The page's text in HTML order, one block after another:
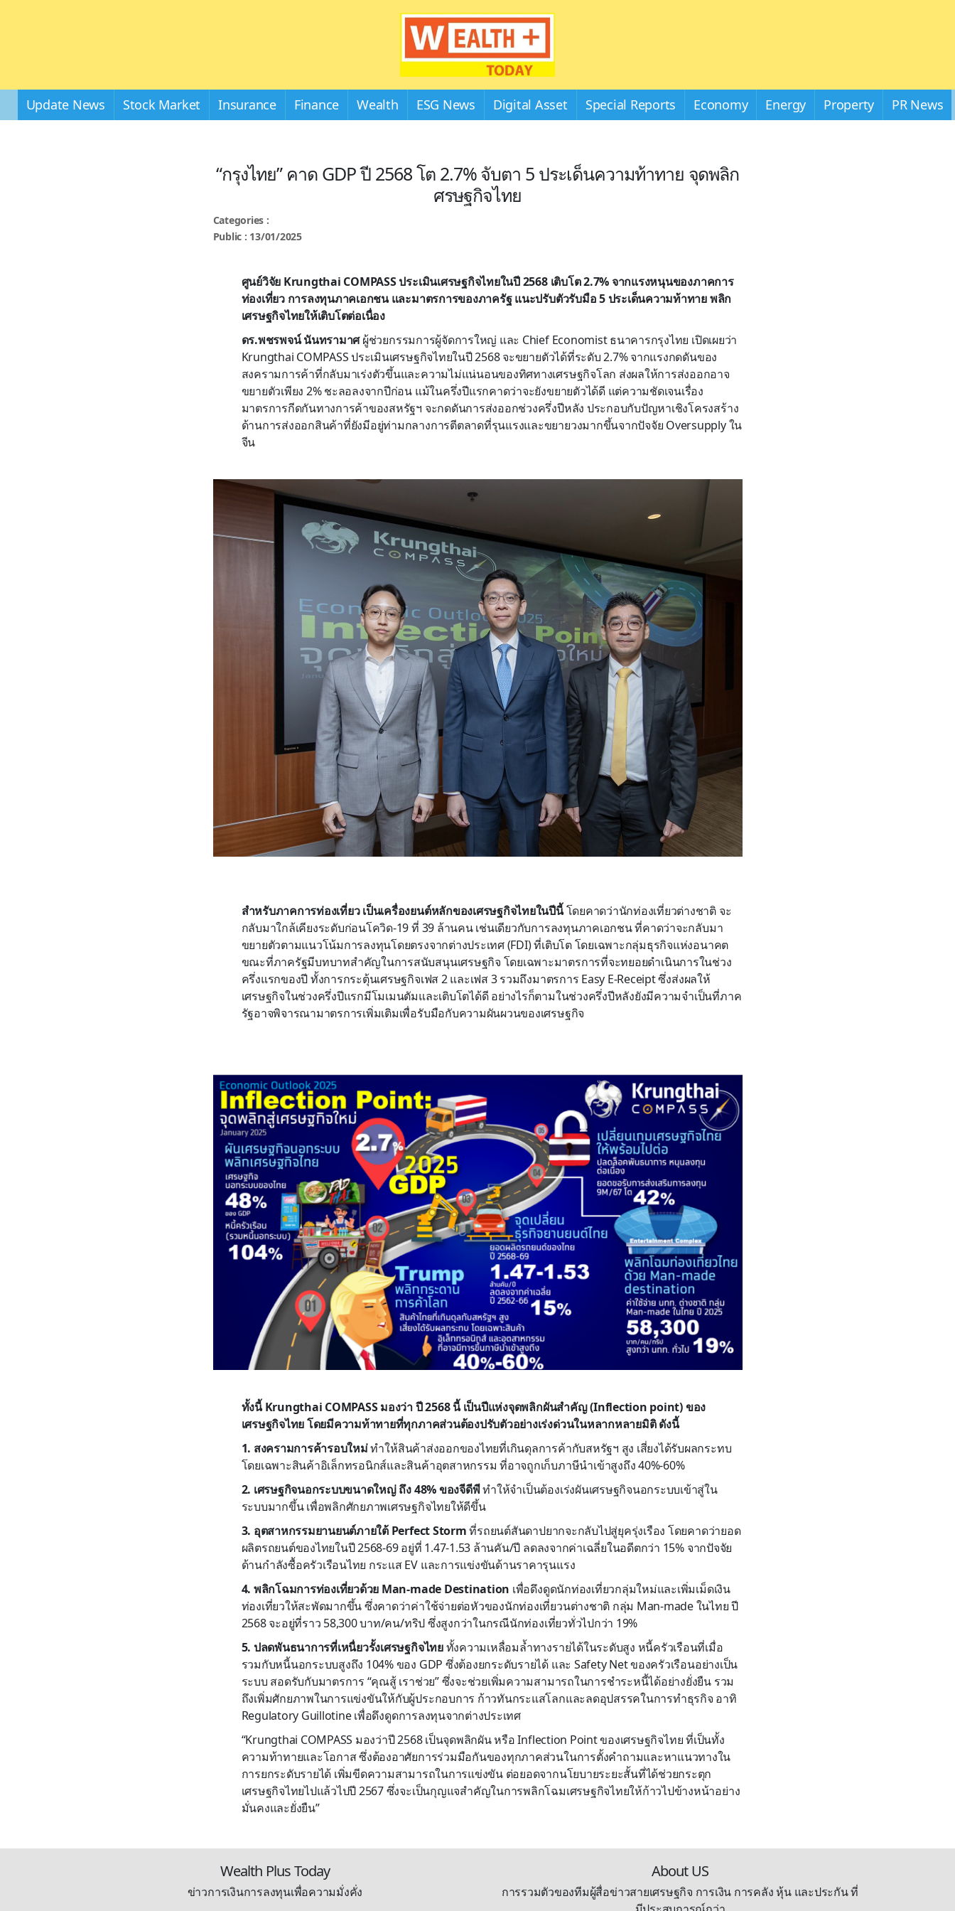
Update News Stock Market Insurance Finance Wealth ESG News Digital Asset Special Reports Economy Energy Property PR News
“กรุงไทย” คาด GDP ปี 2568 โต 2.7% จับตา 5 ประเด็นความท้าทาย จุดพลิก
ศรษฐกิจไทย
Categories :
Public : 13/01/2025
ศูนย์วิจัย Krungthai COMPASS ประเมินเศรษฐกิจไทยในปี 2568 เติบโต 2.7% จากแรงหนุนของภาคการ
ท่องเที่ยว การลงทุนภาคเอกชน และมาตรการของภาครัฐ แนะปรับตัวรับมือ 5 ประเด็นความท้าทาย พลิก
เศรษฐกิจไทยให้เติบโตต่อเนื่อง
ดร.พชรพจน์ นันทรามาศผู้ช่วยกรรมการผู้จัดการใหญ่ และ Chief Economist ธนาคารกรุงไทย เปิดเผยว่า
Krungthai COMPASS ประเมินเศรษฐกิจไทยในปี 2568 จะขยายตัวได้ที่ระดับ 2.7% จากแรงกดดันของ
สงครามการค้าที่กลับมาเร่งตัวขึ้นและความไม่แน่นอนของทิศทางเศรษฐกิจโลก ส่งผลให้การส่งออกอาจ
ขยายตัวเพียง 2% ชะลอลงจากปีก่อน แม้ในครึ่งปีแรกคาดว่าจะยังขยายตัวได้ดี แต่ความชัดเจนเรื่อง
มาตรการกีดกันทางการค้าของสหรัฐฯ จะกดดันการส่งออกช่วงครึ่งปีหลัง ประกอบกับปัญหาเชิงโครงสร้าง
ด้านการส่งออกสินค้าที่ยังมีอยู่ท่ามกลางการตีตลาดที่รุนแรงและขยายวงมากขึ้นจากปัจจัย Oversupply ใน
จีน
สำหรับภาคการท่องเที่ยว เป็นเครื่องยนต์หลักของเศรษฐกิจไทยในปีนี้โดยคาดว่านักท่องเที่ยวต่างชาติ จะ
กลับมาใกล้เคียงระดับก่อนโควิด-19 ที่ 39 ล้านคน เช่นเดียวกับการลงทุนภาคเอกชน ที่คาดว่าจะกลับมา
ขยายตัวตามแนวโน้มการลงทุนโดยตรงจากต่างประเทศ (FDI) ที่เติบโต โดยเฉพาะกลุ่มธุรกิจแห่งอนาคต
ขณะที่ภาครัฐมีบทบาทสำคัญในการสนับสนุนเศรษฐกิจ โดยเฉพาะมาตรการที่จะทยอยดำเนินการในช่วง
ครึ่งแรกของปี ทั้งการกระตุ้นเศรษฐกิจเฟส 2 และเฟส 3 รวมถึงมาตรการ Easy E-Receipt ซึ่งส่งผลให้
เศรษฐกิจในช่วงครึ่งปีแรกมีโมเมนตัมและเติบโตได้ดี อย่างไรก็ตามในช่วงครึ่งปีหลังยังมีความจำเป็นที่ภาค
รัฐอาจพิจารณามาตรการเพิ่มเติมเพื่อรับมือกับความผันผวนของเศรษฐกิจ
ทั้งนี้ Krungthai COMPASS มองว่า ปี 2568 นี้ เป็นปีแห่งจุดพลิกผันสำคัญ (Inflection point) ของ
เศรษฐกิจไทย โดยมีความท้าทายที่ทุกภาคส่วนต้องปรับตัวอย่างเร่งด่วนในหลากหลายมิติ ดังนี้
1. สงครามการค้ารอบใหม่ทำให้สินค้าส่งออกของไทยที่เกินดุลการค้ากับสหรัฐฯ สูง เสี่ยงได้รับผลกระทบ
โดยเฉพาะสินค้าอิเล็กทรอนิกส์และสินค้าอุตสาหกรรม ที่อาจถูกเก็บภาษีนำเข้าสูงถึง 40%-60%
2. เศรษฐกิจนอกระบบขนาดใหญ่ ถึง 48% ของจีดีพีทำให้จำเป็นต้องเร่งผันเศรษฐกิจนอกระบบเข้าสู่ใน
ระบบมากขึ้น เพื่อพลิกศักยภาพเศรษฐกิจไทยให้ดีขึ้น
3. อุตสาหกรรมยานยนต์ภายใต้ Perfect Stormที่รถยนต์สันดาปยากจะกลับไปสู่ยุครุ่งเรือง โดยคาดว่ายอด
ผลิตรถยนต์ของไทยในปี 2568-69 อยู่ที่ 1.47-1.53 ล้านคัน/ปี ลดลงจากค่าเฉลี่ยในอดีตกว่า 15% จากปัจจัย
ด้านกำลังซื้อครัวเรือนไทย กระแส EV และการแข่งขันด้านราคารุนแรง
4. พลิกโฉมการท่องเที่ยวด้วย Man-made Destination เพื่อดึงดูดนักท่องเที่ยวกลุ่มใหม่และเพิ่มเม็ดเงิน
ท่องเที่ยวให้สะพัดมากขึ้น ซึ่งคาดว่าค่าใช้จ่ายต่อหัวของนักท่องเที่ยวนต่างชาติ กลุ่ม Man-made ในไทย ปี
2568 จะอยู่ที่ราว 58,300 บาท/คน/ทริป ซึ่งสูงกว่าในกรณีนักท่องเที่ยวทั่วไปกว่า 19%
5. ปลดพันธนาการที่เหนื่ยวรั้งเศรษฐกิจไทยทั้งความเหลื่อมล้ำทางรายได้ในระดับสูง หนี้ครัวเรือนที่เมื่อ
รวมกับหนี้นอกระบบสูงถึง 104% ของ GDP ซึ่งต้องยกระดับรายได้ และ Safety Net ของครัวเรือนอย่างเป็น
ระบบ สอดรับกับมาตรการ “คุณสู้ เราช่วย” ซึ่งจะช่วยเพิ่มความสามารถในการชำระหนี้ได้อย่างยั่งยืน รวม
ถึงเพิ่มศักยภาพในการแข่งขันให้กับผู้ประกอบการ ก้าวทันกระแสโลกและลดอุปสรรคในการทำธุรกิจ อาทิ
Regulatory Guillotine เพื่อดึงดูดการลงทุนจากต่างประเทศ
“Krungthai COMPASS มองว่าปี 2568 เป็นจุดพลิกผัน หรือ Inflection Point ของเศรษฐกิจไทย ที่เป็นทั้ง
ความท้าทายและโอกาส ซึ่งต้องอาศัยการร่วมมือกันของทุกภาคส่วนในการตั้งคำถามและหาแนวทางใน
การยกระดับรายได้ เพิ่มขีดความสามารถในการแข่งขัน ต่อยอดจากนโยบายระยะสั้นที่ได้ช่วยกระตุก
เศรษฐกิจไทยไปแล้วไปปี 2567 ซึ่งจะเป็นกุญแจสำคัญในการพลิกโฉมเศรษฐกิจไทยให้ก้าวไปข้างหน้าอย่าง
มั่นคงและยั่งยืน”
Wealth Plus Today
ข่าวการเงินการลงทุนเพื่อความมั่งคั่ง
About US
การรวมตัวของทีมผู้สื่อข่าวสายเศรษฐกิจ การเงิน การคลัง หุ้น และประกัน ที่